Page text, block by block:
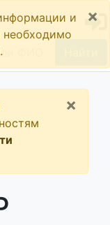
и
.
×
×